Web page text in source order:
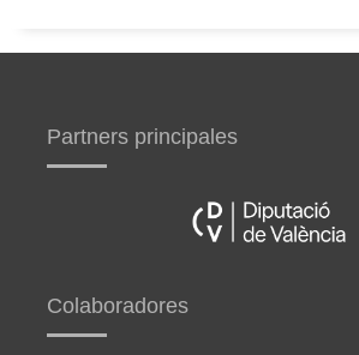
Partners principales
Colaboradores